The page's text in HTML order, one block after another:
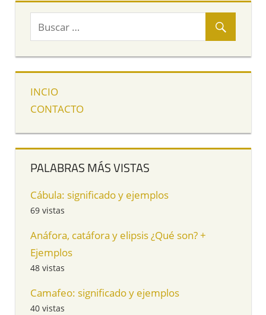
INCIO
CONTACTO
PALABRAS MÁS VISTAS
Cábula: significado y ejemplos
69 vistas
Anáfora, catáfora y elipsis ¿Qué son? +
Ejemplos
48 vistas
Camafeo: significado y ejemplos
40 vistas